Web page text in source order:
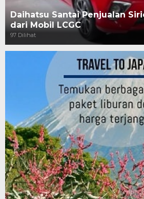
Daihatsu Santai Penjualan
dari Mobil LCGC
97 Dilihat